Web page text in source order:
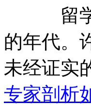
留学越
的年代。
未经证实
专家剖析